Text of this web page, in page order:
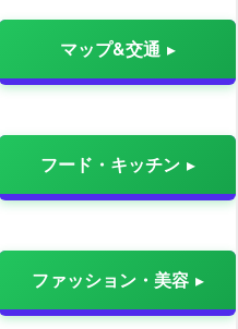
マップ&交通
フード・キッチン
ファッション・美容